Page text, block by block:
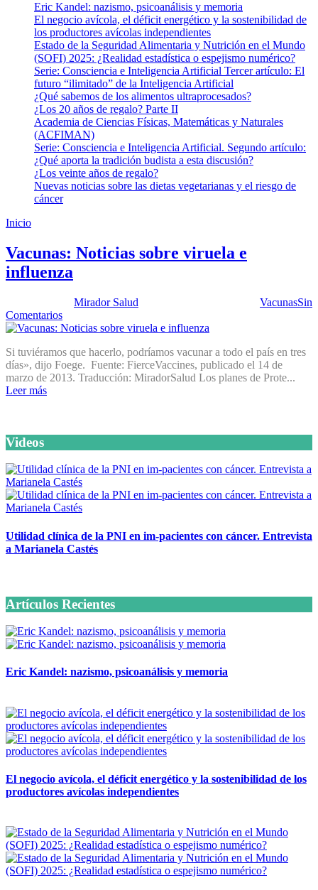
Eric Kandel: nazismo, psicoanálisis y memoria
El negocio avícola, el déficit energético y la sostenibilidad de
los productores avícolas independientes
Estado de la Seguridad Alimentaria y Nutrición en el Mundo
(SOFI) 2025: ¿Realidad estadística o espejismo numérico?
Serie: Consciencia e Inteligencia Artificial Tercer artículo: El
futuro “ilimitado” de la Inteligencia Artificial
¿Qué sabemos de los alimentos ultraprocesados?
¿Los 20 años de regalo? Parte II
Academia de Ciencias Físicas, Matemáticas y Naturales
(ACFIMAN)
Serie: Consciencia e Inteligencia Artificial. Segundo artículo:
¿Qué aporta la tradición budista a esta discusión?
¿Los veinte años de regalo?
Nuevas noticias sobre las dietas vegetarianas y el riesgo de
cáncer
Inicio
Vacunas: Noticias sobre viruela e
influenza
Mirador Salud VacunasSin
Comentarios
Si tuviéramos que hacerlo, podríamos vacunar a todo el país en tres
días», dijo Foege. Fuente: FierceVaccines, publicado el 14 de
marzo de 2013. Traducción: MiradorSalud Los planes de Prote...
Leer más
Videos
Utilidad clínica de la PNI en im-pacientes con cáncer. Entrevista
a Marianela Castés
Artículos Recientes
Eric Kandel: nazismo, psicoanálisis y memoria
El negocio avícola, el déficit energético y la sostenibilidad de los
productores avícolas independientes